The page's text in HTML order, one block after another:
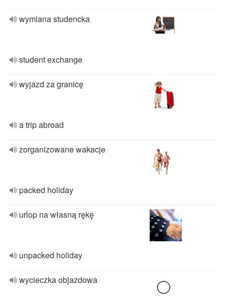
wymiana studencka
student exchange
wyjazd za granicę
a trip abroad
zorganizowane wakacje
packed holiday
urlop na własną rękę
unpacked holiday
wycieczka objazdowa